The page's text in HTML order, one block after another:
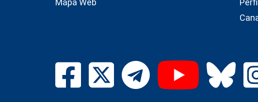
Mapa Web